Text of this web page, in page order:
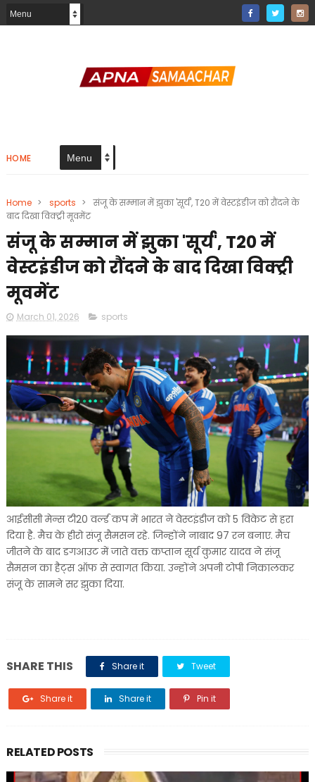
HOME
Home > sports >
संजू के सम्मान में झुका 'सूर्य', T20 में वेस्टइंडीज को रौंदने के
बाद दिखा विक्ट्री मूवमेंट
संजू के सम्मान में झुका 'सूर्य', T20 में
वेस्टइंडीज को रौंदने के बाद दिखा विक्ट्री
मूवमेंट
March 01, 2026 sports
आईसीसी मेन्स टी20 वर्ल्ड कप में भारत ने वेस्टइंडीज को 5 विकेट से हरा
दिया है. मैच के हीरो संजू सैमसन रहे. जिन्होंने नाबाद 97 रन बनाए. मैच
जीतने के बाद डगआउट में जाते वक्त कप्तान सूर्य कुमार यादव ने संजू
सैमसन का हैट्स ऑफ से स्वागत किया. उन्होंने अपनी टोपी निकालकर
संजू के सामने सर झुका दिया.
SHARE THIS Share it Tweet
Share it Share it Pin it
RELATED POSTS